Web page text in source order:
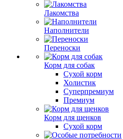
Лакомства
Наполнители
Переноски
Корм для собак
Сухой корм
Холистик
Суперпремиум
Премиум
Корм для щенков
Сухой корм